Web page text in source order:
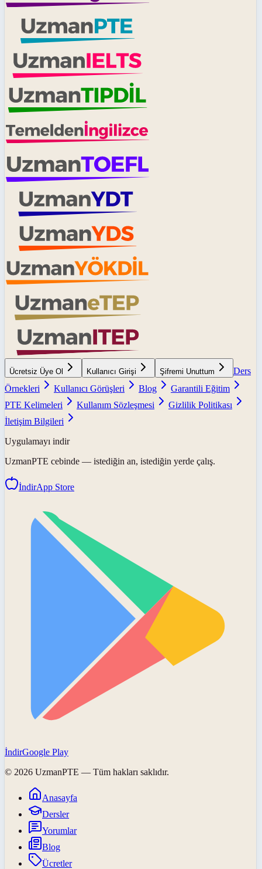
Ücretsiz Üye Ol Kullanıcı Girişi Şifremi Unuttum
Ders
Örnekleri
Kullanıcı Görüşleri Blog
Garantili Eğitim
PTE Kelimeleri
Kullanım Sözleşmesi
Gizlilik Politikası
İletişim Bilgileri
Uygulamayı indir
UzmanPTE cebinde — istediğin an, istediğin yerde çalış.
İndirApp Store
İndirGoogle Play
© 2026 UzmanPTE — Tüm hakları saklıdır.
Anasayfa
Dersler
Yorumlar
Blog
Ücretler